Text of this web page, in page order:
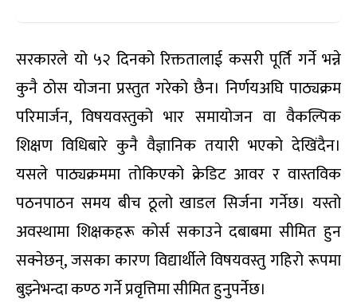
सरकारले यो ५२ दिनको रिक्ततालाई कसरी पूर्ति गर्ने भन्ने
कुनै ठोस योजना प्रस्तुत गरेको छैन। निर्णयअघि पाठ्यक्रम
परिमार्जन, विषयवस्तुको भार समायोजन वा वैकल्पिक
शिक्षण विधिबारे कुनै वैज्ञानिक तयारी भएको देखिंदैन।
यसले पाठ्यक्रममा तोकिएको क्रेडिट आवर र वास्तविक
पठनपाठन समय बीच ठूलो खाडल सिर्जना गर्नेछ। यस्तो
अवस्थामा शिक्षकहरू कोर्स सकाउने दबाबमा सीमित हुन
सक्नेछन्, जसका कारण विद्यार्थीले विषयवस्तु गहिरो रूपमा
बुझ्नेभन्दा कण्ठ गर्ने प्रवृत्तिमा सीमित हुनुपर्नेछ।